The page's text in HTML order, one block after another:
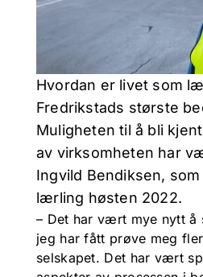
Hvordan er livet som
Fredrikstads største
Muligheten til å bli
av virksomheten har
Ingvild Bendiksen,
lærling høsten 2022.
– Det har vært mye nytt å
jeg har fått prøve meg
selskapet. Det har vært